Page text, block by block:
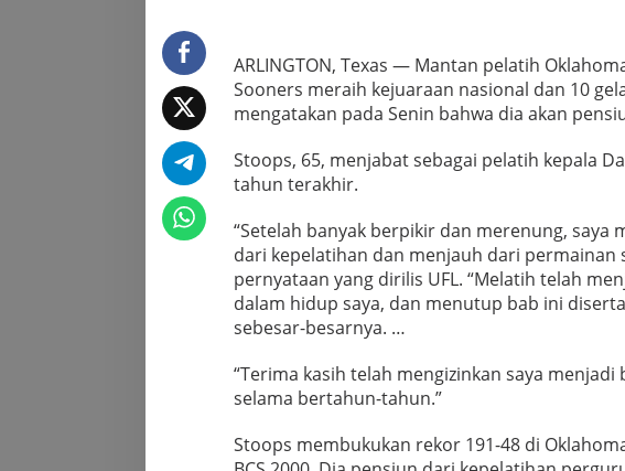
ARLINGTON, Texas — Mantan pelatih
Sooners meraih kejuaraan nasional dan 10
mengatakan pada Senin bahwa dia akan
Stoops, 65, menjabat sebagai pelatih kepala
tahun terakhir.
“Setelah banyak berpikir dan merenung,
dari kepelatihan dan menjauh dari permainan
pernyataan yang dirilis UFL. “Melatih telah
dalam hidup saya, dan menutup bab ini
sebesar-besarnya. …
“Terima kasih telah mengizinkan saya
selama bertahun-tahun.”
Stoops membukukan rekor 191-48 di